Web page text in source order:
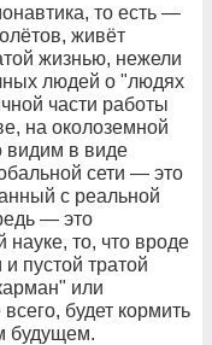
то есть —
живёт
жизнью, нежели
людей о "людях
части работы
на околоземной
видим в виде
сети — это
с реальной
— это
то, что вроде
пустой тратой
или
будет кормить
будущем.